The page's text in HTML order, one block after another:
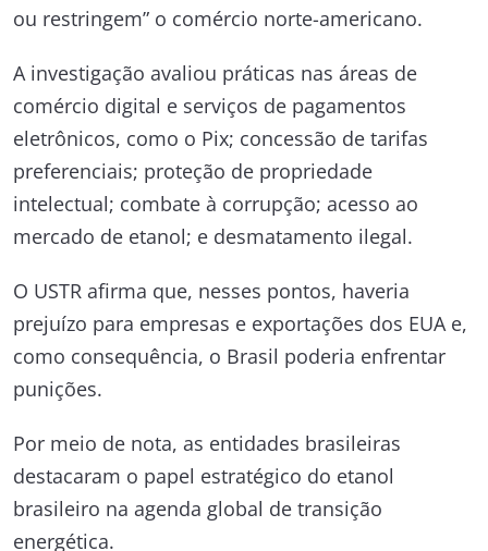
ou restringem” o comércio norte-americano.
A investigação avaliou práticas nas áreas de
comércio digital e serviços de pagamentos
eletrônicos, como o Pix; concessão de tarifas
preferenciais; proteção de propriedade
intelectual; combate à corrupção; acesso ao
mercado de etanol; e desmatamento ilegal.
O USTR afirma que, nesses pontos, haveria
prejuízo para empresas e exportações dos EUA e,
como consequência, o Brasil poderia enfrentar
punições.
Por meio de nota, as entidades brasileiras
destacaram o papel estratégico do etanol
brasileiro na agenda global de transição
energética.